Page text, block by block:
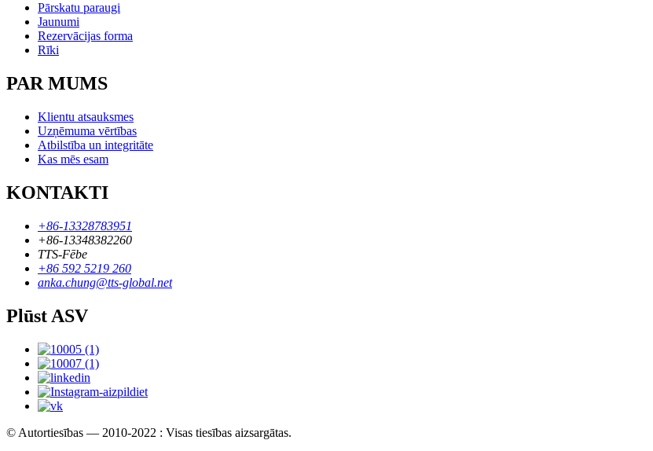
Pārskatu paraugi
Jaunumi
Rezervācijas forma
Rīki
PAR MUMS
Klientu atsauksmes
Uzņēmuma vērtības
Atbilstība un integritāte
Kas mēs esam
KONTAKTI
+86-13328783951
+86-13348382260
TTS-Fēbe
+86 592 5219 260
anka.chung@tts-global.net
Plūst ASV
© Autortiesības — 2010-2022 : Visas tiesības aizsargātas.